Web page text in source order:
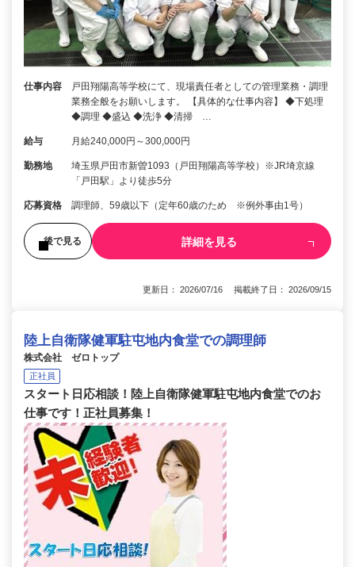
仕事内容
戸田翔陽高等学校にて、現場責任者としての管理業務・調理
業務全般をお願いします。 【具体的な仕事内容】 ◆下処理
◆調理 ◆盛込 ◆洗浄 ◆清掃 …
給与 月給240,000円～300,000円
勤務地
埼玉県戸田市新曽1093（戸田翔陽高等学校）※JR埼京線
「戸田駅」より徒歩5分
応募資格 調理師、59歳以下（定年60歳のため ※例外事由1号）
後で見る 詳細を見る
更新日： 2026/07/16 掲載終了日： 2026/09/15
陸上自衛隊健軍駐屯地内食堂での調理師
株式会社 ゼロトップ
正社員
スタート日応相談！陸上自衛隊健軍駐屯地内食堂でのお
仕事です！正社員募集！